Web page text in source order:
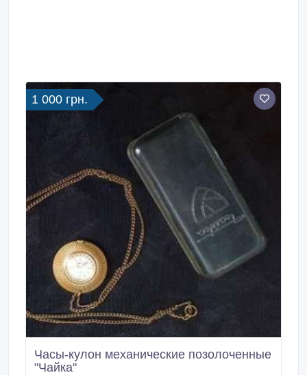
1 000 грн.
Часы-кулон механические позолоченные
"Чайка"